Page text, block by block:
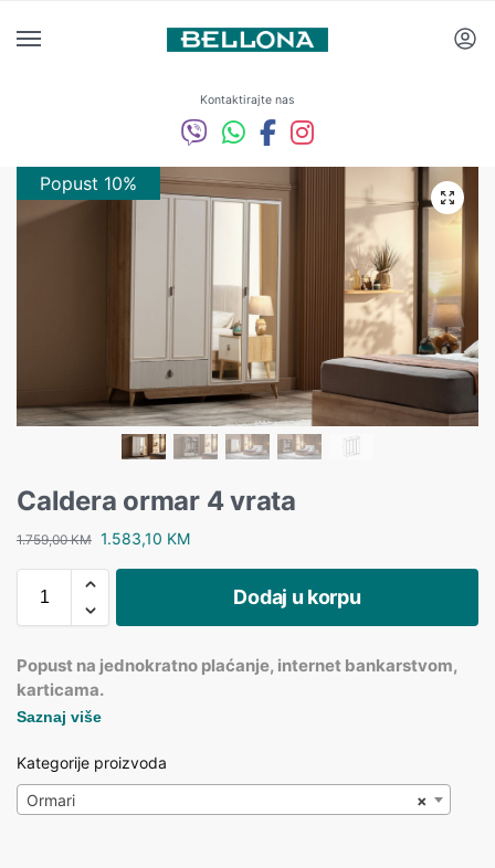
Kontaktirajte nas
Popust 10%
Caldera ormar 4 vrata
1.759,00KM 1.583,10 KM
Dodaj u korpu
Popust na jednokratno plaćanje, internet bankarstvom,
karticama.
Saznaj više
Kategorije proizvoda
×
Ormari